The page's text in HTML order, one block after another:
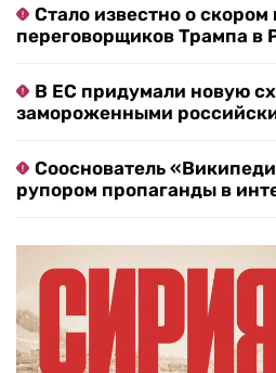
Стало известно о скором
переговорщиков Трампа в
В ЕС придумали новую
замороженными
Сооснователь
рупором пропаганды в